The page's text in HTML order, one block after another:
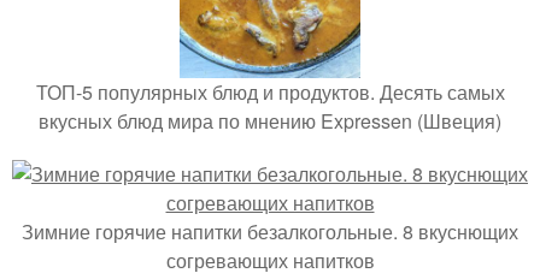
ТОП-5 популярных блюд и продуктов. Десять самых
вкусных блюд мира по мнению Expressen (Швеция)
Зимние горячие напитки безалкогольные. 8 вкуснющих
согревающих напитков